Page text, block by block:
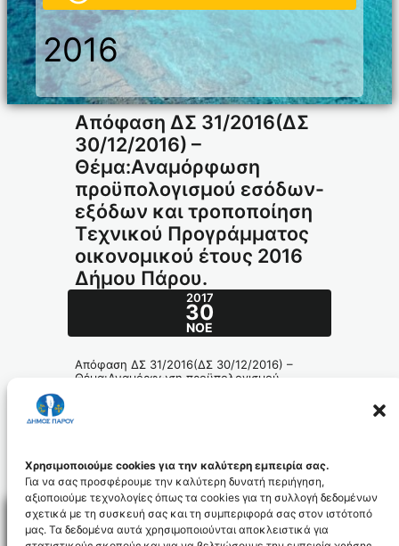
Χρησιμοποιούμε cookies για την καλύτερη εμπειρία σας.
Για να σας προσφέρουμε την καλύτερη δυνατή περιήγηση,
αξιοποιούμε τεχνολογίες όπως τα cookies για τη συλλογή δεδομένων
σχετικά με τη συσκευή σας και τη συμπεριφορά σας στον ιστότοπό
μας. Τα δεδομένα αυτά χρησιμοποιούνται αποκλειστικά για
2016
Απόφαση ΔΣ 31/2016(ΔΣ
30/12/2016) –
Θέμα:Αναμόρφωση
προϋπολογισμού εσόδων-
εξόδων και τροποποίηση
Τεχνικού Προγράμματος
οικονομικού έτους 2016
Δήμου Πάρου.
2017
30
ΝΟΈ
Απόφαση ΔΣ 31/2016(ΔΣ 30/12/2016) –
Θέμα:Αναμόρφωση προϋπολογισμού
412-2016_id4880